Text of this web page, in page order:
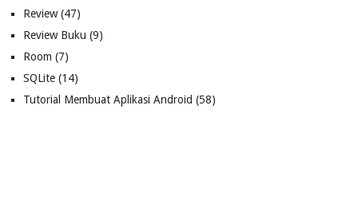
Review(47)
Review Buku (9)
Room (7)
SQLite(14)
Tutorial Membuat Aplikasi Android (58)